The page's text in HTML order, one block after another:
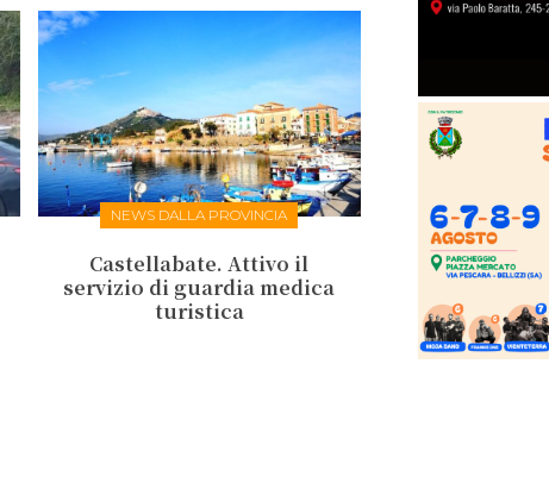
NEWS DALLA PROVINCIA
Castellabate. Attivo il
servizio di guardia medica
turistica